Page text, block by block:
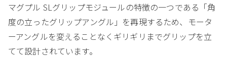
マグプル SLグリップモジュールの特徴の一つである「角
度の立ったグリップアングル」を再現するため、モータ
ーアングルを変えることなくギリギリまでグリップを立
てて設計されています。